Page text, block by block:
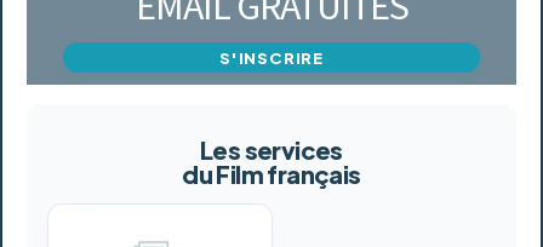
S'INSCRIRE
Les services
du Film français